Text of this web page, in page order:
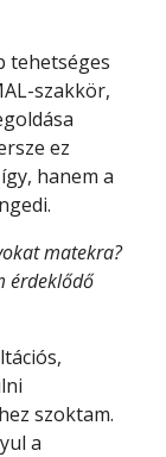
tehetséges
szakkör,
ez
hanem a
matekra?
érdeklődő
szoktam.
a